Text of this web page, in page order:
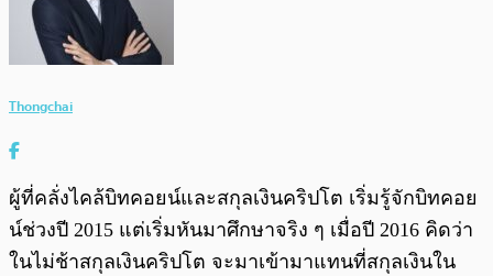
Thongchai
ผู้ที่คลั่งไคล้บิทคอยน์และสกุลเงินคริปโต เริ่มรู้จักบิทคอย
น์ช่วงปี 2015 แต่เริ่มหันมาศึกษาจริง ๆ เมื่อปี 2016 คิดว่า
ในไม่ช้าสกุลเงินคริปโต จะมาเข้ามาแทนที่สกุลเงินใน